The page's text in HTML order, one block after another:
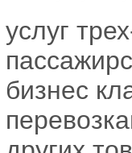
услуг
бизнес